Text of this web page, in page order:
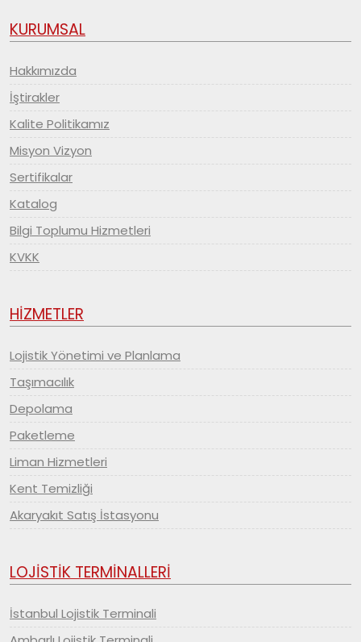
KURUMSAL
Hakkımızda
İştirakler
Kalite Politikamız
Misyon Vizyon
Sertifikalar
Katalog
Bilgi Toplumu Hizmetleri
KVKK
HİZMETLER
Lojistik Yönetimi ve Planlama
Taşımacılık
Depolama
Paketleme
Liman Hizmetleri
Kent Temizliği
Akaryakıt Satış İstasyonu
LOJİSTİK TERMİNALLERİ
İstanbul Lojistik Terminali